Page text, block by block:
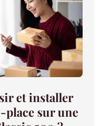
et installer
place sur une